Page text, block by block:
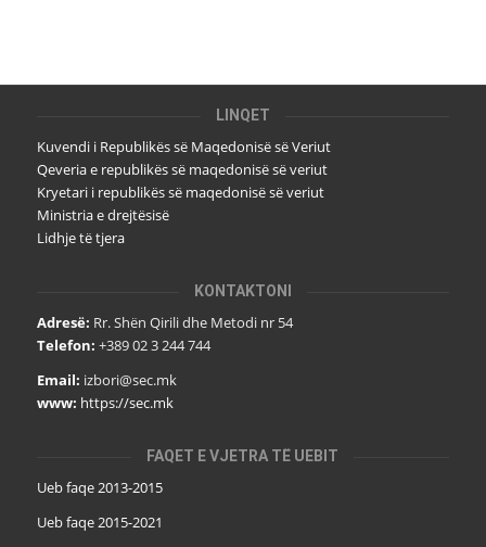
LINQET
Kuvendi i Republikës së Maqedonisë së Veriut
Qeveria e republikës së maqedonisë së veriut
Kryetari i republikës së maqedonisë së veriut
Ministria e drejtësisë
Lidhje të tjera
KONTAKTONI
Adresë: Rr. Shën Qirili dhe Metodi nr 54
Telefon: +389 02 3 244 744
Email: izbori@sec.mk
www: https://sec.mk
FAQET E VJETRA TË UEBIT
Ueb faqe 2013-2015
Ueb faqe 2015-2021